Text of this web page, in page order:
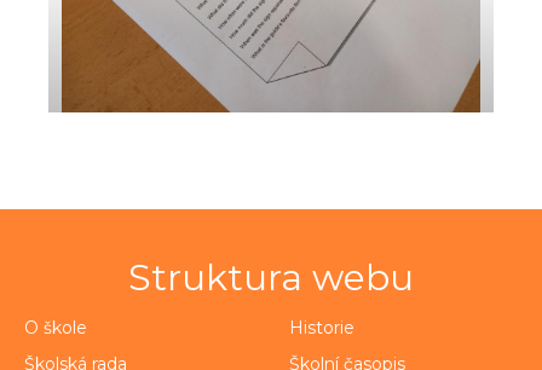
Struktura webu
O škole
Historie
Školská rada
Školní časopis